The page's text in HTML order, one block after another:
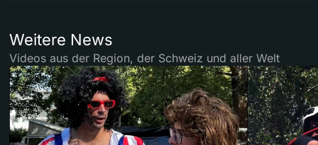
Weitere News
Videos aus der Region, der Schweiz und aller Welt